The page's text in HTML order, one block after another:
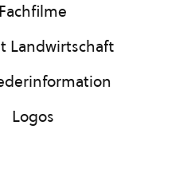
Fachfilme
Landwirtschaft
Logos